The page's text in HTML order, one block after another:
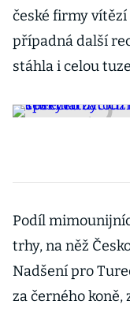
české firmy
případná další
stáhla i celou
Podíl
trhy, na něž
Nadšení pro
za černého